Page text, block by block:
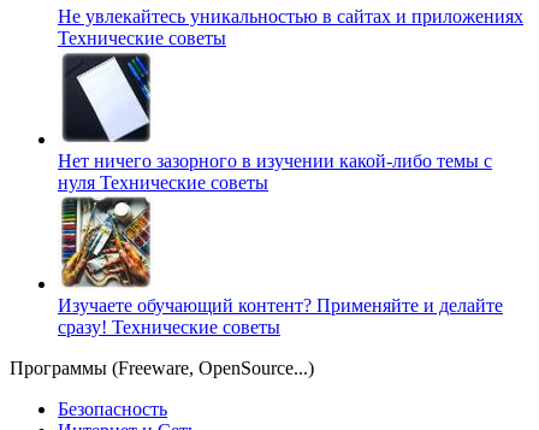
Не увлекайтесь уникальностью в сайтах и приложениях
Технические советы
Нет ничего зазорного в изучении какой-либо темы с
нуля Технические советы
Изучаете обучающий контент? Применяйте и делайте
сразу! Технические советы
Программы (Freeware, OpenSource...)
Безопасность